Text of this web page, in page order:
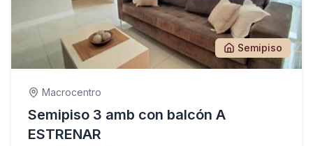
Semipiso
Macrocentro
Semipiso 3 amb con balcón A
ESTRENAR